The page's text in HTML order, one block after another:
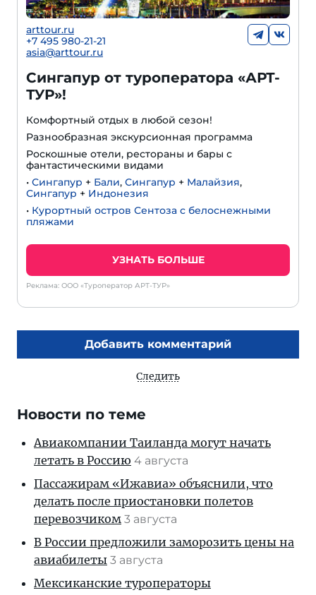
arttour.ru
+7 495 980-21-21
asia@arttour.ru
Сингапур от туроператора «АРТ-
ТУР»!
Комфортный отдых в любой сезон!
Разнообразная экскурсионная программа
Роскошные отели, рестораны и бары с
фантастическими видами
• Сингапур + Бали, Сингапур + Малайзия,
Сингапур + Индонезия
• Курортный остров Сентоза с белоснежными
пляжами
УЗНАТЬ БОЛЬШЕ
Реклама: ООО «Туроператор АРТ-ТУР»
Добавить комментарий
Следить
Новости по теме
Авиакомпании Таиланда могут начать
летать в Россию 4 августа
Пассажирам «Ижавиа» объяснили, что
делать после приостановки полетов
перевозчиком 3 августа
В России предложили заморозить цены на
авиабилеты 3 августа
Мексиканские туроператоры